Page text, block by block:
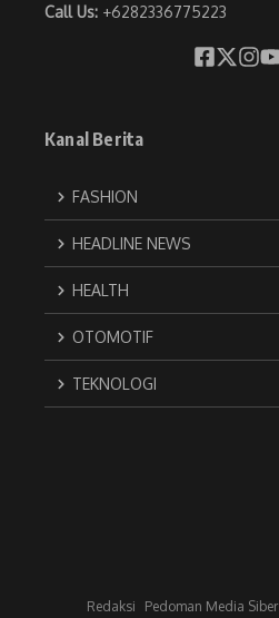
Call Us: +6282336775223
Kanal Berita
FASHION
HEADLINE NEWS
HEALTH
OTOMOTIF
TEKNOLOGI
Redaksi Pedoman Media Siber